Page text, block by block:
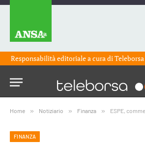
Responsabilità editoriale a cura diTeleborsa
Home » Notiziario » Finanza » ESPE, commesse da
FINANZA